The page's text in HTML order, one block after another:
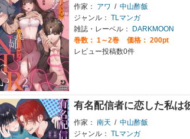
作家： アワ / 中山酢飯
ジャンル： TLマンガ
雑誌・レーベル：
DARKMOON
巻数： 1～2巻
価格： 200pt
レビュー投稿数0件
有名配信者に恋した私は
作家： 南天 / 中山酢飯
ジャンル： TLマンガ